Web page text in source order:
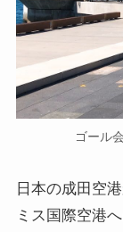
ゴール
日本の成田空
ミス国際空港